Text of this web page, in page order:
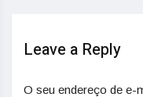
Leave a Reply
O seu endereço de e-